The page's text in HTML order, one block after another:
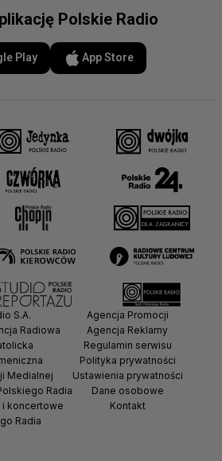
Polskie Radio
Play App Store
S.A.
Radiowa
Medialnej
Radia
i koncertowe
Radia
Agencja Promocji
Agencja Reklamy
Regulamin serwisu
Polityka prywatności
Ustawienia prywatności
Dane osobowe
Kontakt